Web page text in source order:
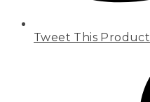
Tweet This Product